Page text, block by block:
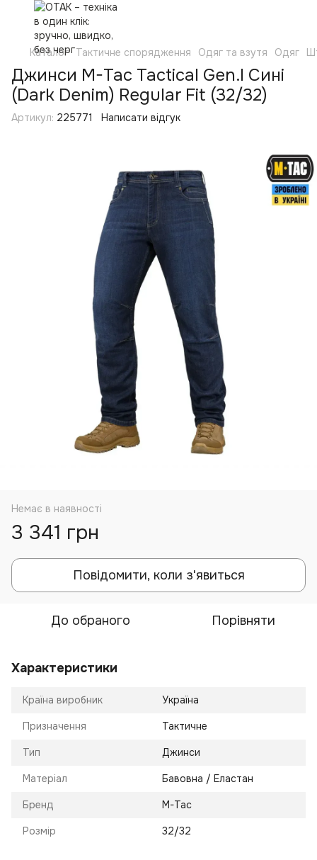
Каталог Тактичне спорядження Одяг та взутя Одяг
Джинси M-Tac Tactical Gen.I Сині
(Dark Denim) Regular Fit (32/32)
Артикул: 225771 Написати відгук
Немає в наявності
3 341 грн
Повідомити, коли з'явиться
До обраного Порівняти
Характеристики
Країна виробник Україна
Призначення Тактичне
Тип Джинси
Матеріал Бавовна / Еластан
Бренд M-Tac
Розмір 32/32